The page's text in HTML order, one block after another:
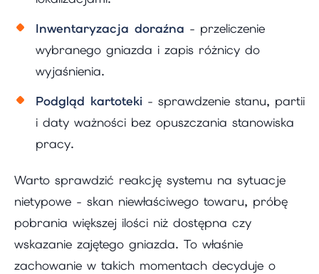
Inwentaryzacja doraźna - przeliczenie
wybranego gniazda i zapis różnicy do
wyjaśnienia.
Podgląd kartoteki - sprawdzenie stanu, partii
i daty ważności bez opuszczania stanowiska
pracy.
Warto sprawdzić reakcję systemu na sytuacje
nietypowe - skan niewłaściwego towaru, próbę
pobrania większej ilości niż dostępna czy
wskazanie zajętego gniazda. To właśnie
zachowanie w takich momentach decyduje o